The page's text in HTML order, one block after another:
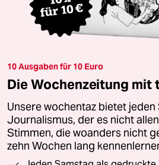
10 Ausgaben für 10 Euro
Die Wochenzeitung mit
Unsere wochentaz bietet jeden
Journalismus, der es nicht
Stimmen, die woanders nicht
zehn Wochen lang